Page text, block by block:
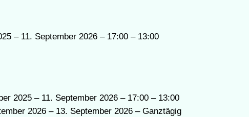
– 11. September 2026 – 17:00 – 13:00
2025 – 11. September 2026 – 17:00 – 13:00
2026 – 13. September 2026 – Ganztägig